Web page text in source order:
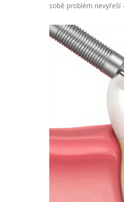
sobě problém nevyřeší